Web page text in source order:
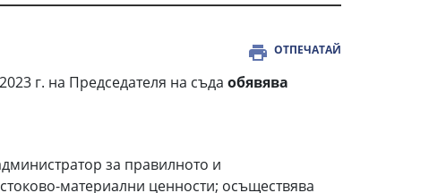
ОТПЕЧАТАЙ
г. на Председателя на съда обявява
за правилното и
материални ценности; осъществява